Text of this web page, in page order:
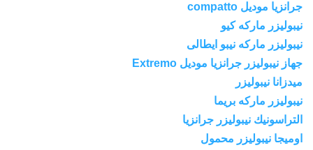
جرانزيا موديل compatto
نيبوليزر ماركه كيو
نيبوليزر ماركه نيبو ايطالى
جهاز نيبوليزر جرانزيا موديل Extremo
ميدزانا نيبوليزر
نيبوليزر ماركه بريما
التراسونيك نيبوليزر جرانزيا
اوميجا نيبوليزر محمول